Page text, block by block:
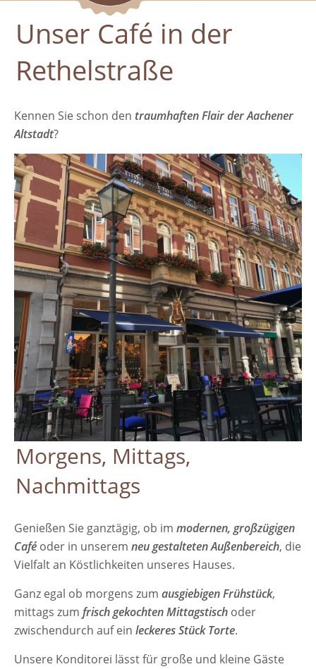
Unser Café in der
Rethelstraße
Kennen Sie schon den traumhaften Flair der Aachener
Altstadt?
Morgens, Mittags,
Nachmittags
Genießen Sie ganztägig, ob im modernen, großzügigen
Café oder in unserem neu gestalteten Außenbereich, die
Vielfalt an Köstlichkeiten unseres Hauses.
Ganz egal ob morgens zum ausgiebigen Frühstück,
mittags zum frisch gekochten Mittagstisch oder
zwischendurch auf ein leckeres Stück Torte.
Unsere Konditorei lässt für große und kleine Gäste